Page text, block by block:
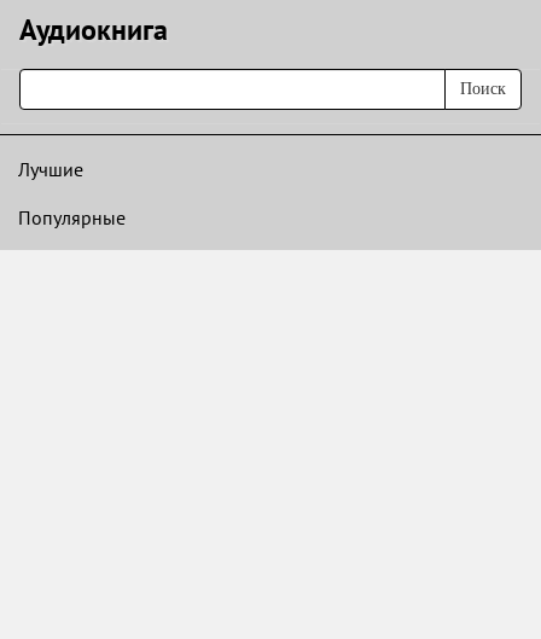
Аудиокнигa
Поиск
Лучшие
Популярные